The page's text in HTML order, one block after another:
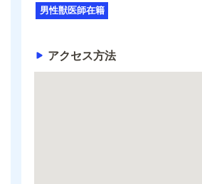
男性獣医師在籍
アクセス方法